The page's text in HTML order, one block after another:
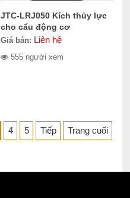
JTC-LRJ050 Kích thủy lực
cho cẩu động cơ
Giá bán: Liên hệ
555 người xem
4 5 Tiếp Trang cuối